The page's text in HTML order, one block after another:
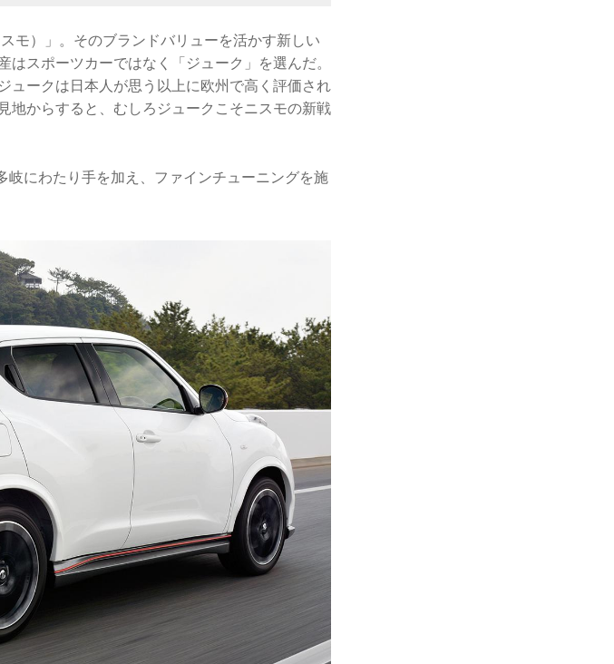
モ）」。そのブランドバリューを活かす新しい
スポーツカーではなく「ジューク」を選んだ。
ュークは日本人が思う以上に欧州で高く評価され
地からすると、むしろジュークこそニスモの新戦
にわたり手を加え、ファインチューニングを施